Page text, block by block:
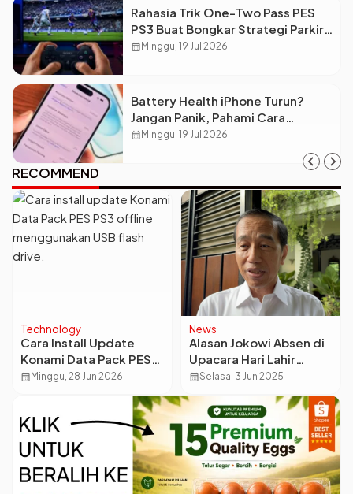
Rahasia Trik One-Two Pass PES
PS3 Buat Bongkar Strategi Parkir
Bus Lawan
calendar_month Minggu, 19 Jul 2026
Battery Health iPhone Turun?
Jangan Panik, Pahami Cara
Merawatnya Biar Awet!
calendar_month Minggu, 19 Jul 2026
RECOMMEND
Technology
Cara Install Update
Konami Data Pack PES
PS3 Offline, Gampang
calendar_month Minggu, 28 Jun 2026
News
Alasan Jokowi Absen di
Upacara Hari Lahir
Pancasila 2025 karena
Pemulihan Alergi Kulit
calendar_monthSelasa, 3 Jun 2025